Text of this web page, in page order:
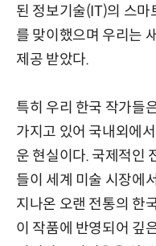
된 정보기술(IT)의 스
를 맞이했으며 우리는
제공 받았다.
특히 우리 한국 작가들
가지고 있어 국내외에
운 현실이다. 국제적인
들이 세계 미술 시장에
지나온 오랜 전통의 한
이 작품에 반영되어 깊